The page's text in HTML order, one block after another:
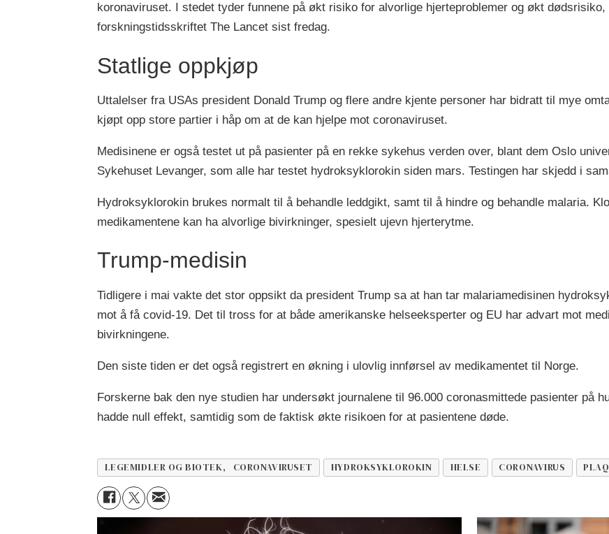
koronaviruset. I stedet tyder funnene på økt risiko for alvorlige hjerteproblemer og økt
forskningstidsskriftet The Lancet sist fredag.
Statlige oppkjøp
Uttalelser fra USAs president Donald Trump og flere andre kjente personer har bidratt til mye
kjøpt opp store partier i håp om at de kan hjelpe mot coronaviruset.
Medisinene er også testet ut på pasienter på en rekke sykehus verden over, blant dem Oslo
Sykehuset Levanger, som alle har testet hydroksyklorokin siden mars. Testingen har skjedd i
Hydroksyklorokin brukes normalt til å behandle leddgikt, samt til å hindre og behandle malaria.
medikamentene kan ha alvorlige bivirkninger, spesielt ujevn hjerterytme.
Trump-medisin
Tidligere i mai vakte det stor oppsikt da president Trump sa at han tar malariamedisinen
mot å få covid-19. Det til tross for at både amerikanske helseeksperter og EU har advart mot
bivirkningene.
Den siste tiden er det også registrert en økning i ulovlig innførsel av medikamentet til Norge.
Forskerne bak den nye studien har undersøkt journalene til 96.000 coronasmittede pasienter på
hadde null effekt, samtidig som de faktisk økte risikoen for at pasientene døde.
LEGEMIDLER OG BIOTEK, CORONAVIRUSET HYDROKSYKLOROKIN HELSE CORONAVIRUS